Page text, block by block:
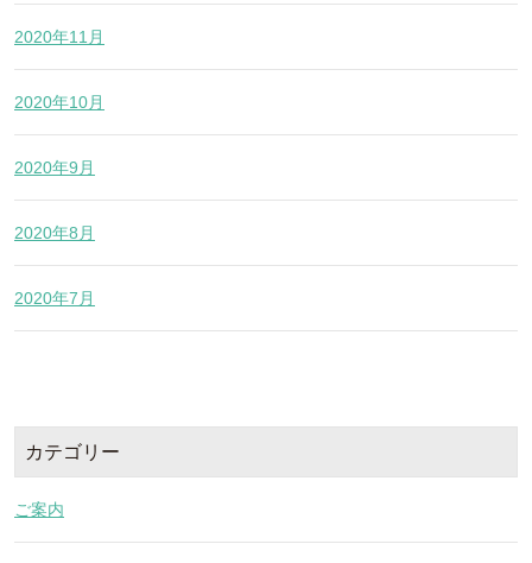
2020年11月
2020年10月
2020年9月
2020年8月
2020年7月
カテゴリー
ご案内